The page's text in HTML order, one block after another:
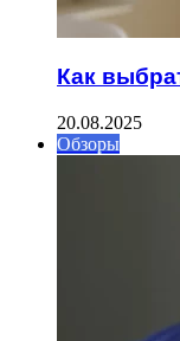
Как
20.08.2025
Обзоры